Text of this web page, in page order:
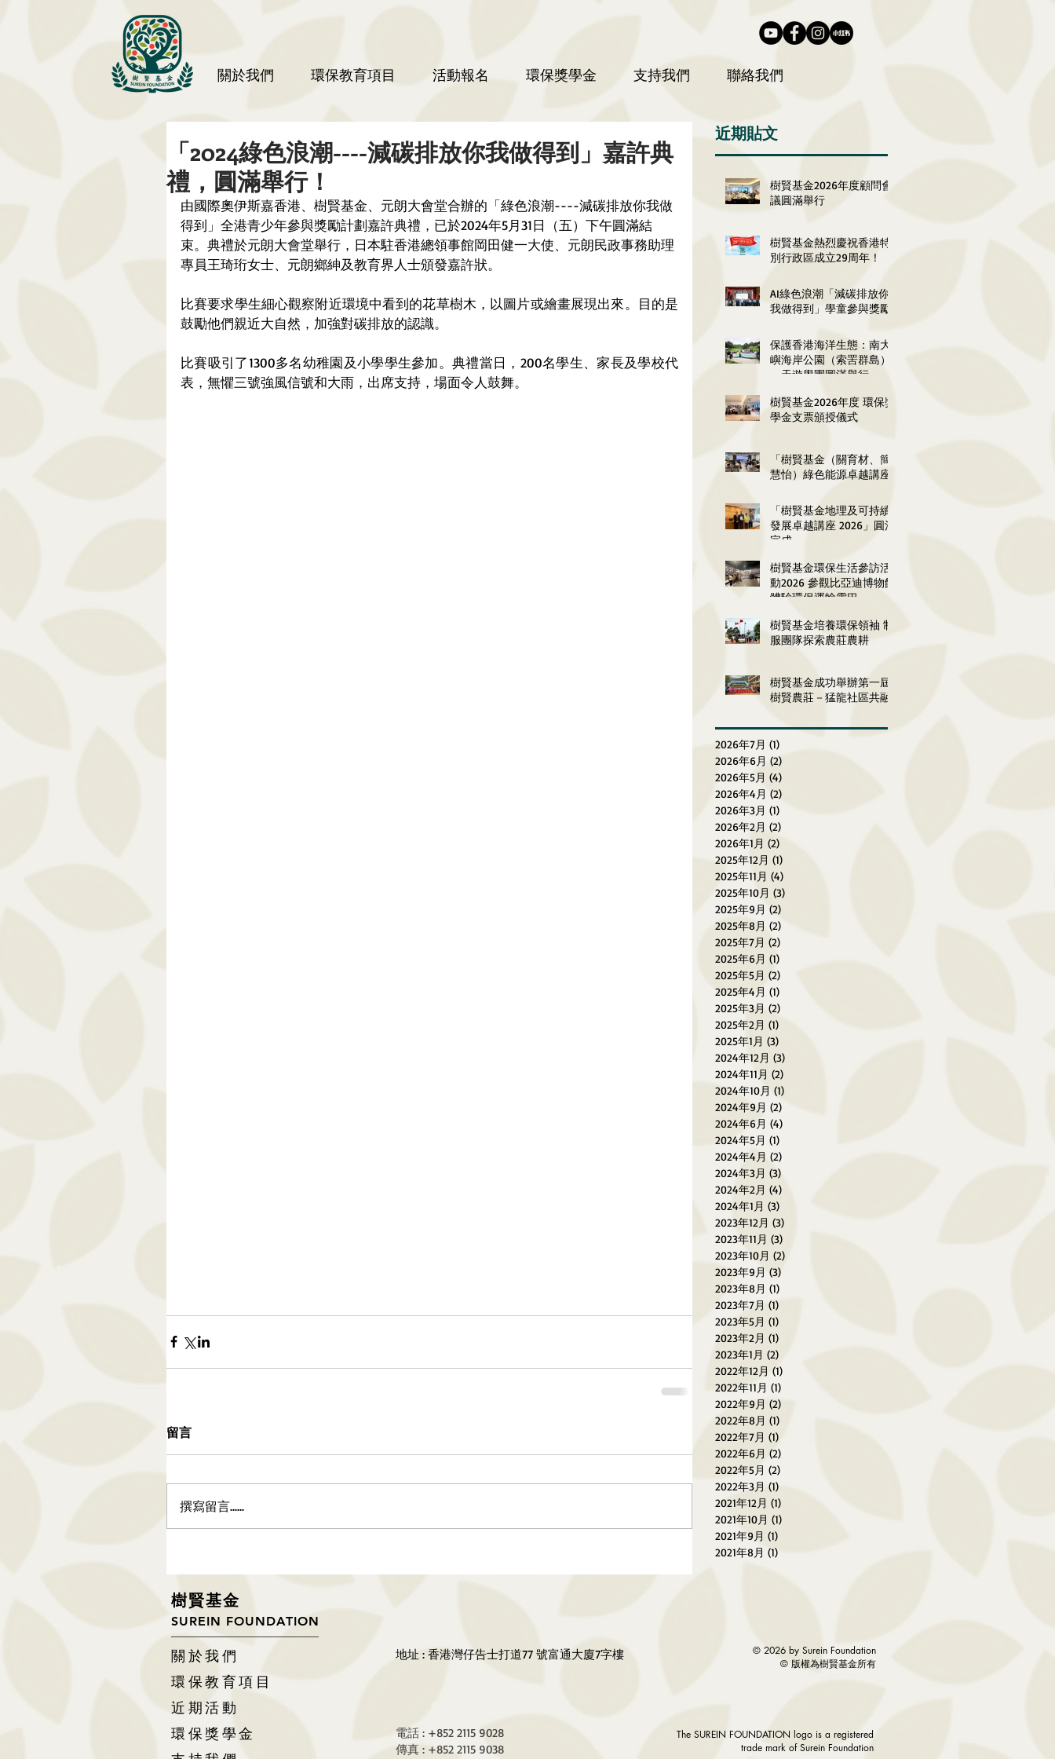
關於我們 環保教育項目 活動報名 環保獎學金 支持我們 聯絡我們
「2024綠色浪潮----減碳排放你我做得到」嘉許典
禮，圓滿舉行！
由國際奧伊斯嘉香港、樹賢基金、元朗大會堂合辦的「綠色浪潮----減碳排放你我做
得到」全港青少年參與獎勵計劃嘉許典禮，已於2024年5月31日（五）下午圓滿結
束。典禮於元朗大會堂舉行，日本駐香港總領事館岡田健一大使、元朗民政事務助理
專員王琦珩女士、元朗鄉紳及教育界人士頒發嘉許狀。
比賽要求學生細心觀察附近環境中看到的花草樹木，以圖片或繪畫展現出來。目的是
鼓勵他們親近大自然，加強對碳排放的認識。
比賽吸引了1300多名幼稚園及小學學生參加。典禮當日，200名學生、家長及學校代
表，無懼三號強風信號和大雨，出席支持，場面令人鼓舞。
留言
撰寫留言......
近期貼文
樹賢基金2026年度顧問會
議圓滿舉行
樹賢基金熱烈慶祝香港特
別行政區成立29周年！
AI綠色浪潮「減碳排放你
我做得到」學童參與獎勵
行
保護香港海洋生態：南大
嶼海岸公園（索罟群島）
一天遊學團圓滿舉行
樹賢基金2026年度 環保獎
學金支票頒授儀式
「樹賢基金（關育材、簡
慧怡）綠色能源卓越講座
「樹賢基金地理及可持續
發展卓越講座 2026」圓滿
完成
樹賢基金環保生活參訪活
動2026 參觀比亞迪博物館
體驗環保運輸雲巴
樹賢基金培養環保領袖 制
服團隊探索農莊農耕
樹賢基金成功舉辦第一屆
樹賢農莊－猛龍社區共融
日）
2026年7月 (1)
2026年6月 (2)
2026年5月 (4)
2026年4月 (2)
2026年3月 (1)
2026年2月 (2)
2026年1月 (2)
2025年12月 (1)
2025年11月 (4)
2025年10月 (3)
2025年9月 (2)
2025年8月 (2)
2025年7月 (2)
2025年6月 (1)
2025年5月 (2)
2025年4月 (1)
2025年3月 (2)
2025年2月 (1)
2025年1月 (3)
2024年12月 (3)
2024年11月 (2)
2024年10月 (1)
2024年9月 (2)
2024年6月 (4)
2024年5月 (1)
2024年4月 (2)
2024年3月 (3)
2024年2月 (4)
2024年1月 (3)
2023年12月 (3)
2023年11月 (3)
2023年10月 (2)
2023年9月 (3)
2023年8月 (1)
2023年7月 (1)
2023年5月 (1)
2023年2月 (1)
2023年1月 (2)
2022年12月 (1)
2022年11月 (1)
2022年9月 (2)
2022年8月 (1)
2022年7月 (1)
2022年6月 (2)
2022年5月 (2)
2022年3月 (1)
2021年12月 (1)
2021年10月 (1)
2021年9月 (1)
2021年8月 (1)
樹賢基金
SUREIN FOUNDATION
關於我們
環保教育項目
近期活動
環保獎學金
地址 : 香港灣仔告士打道77 號富通大廈7字樓
© 2026 by Surein Foundation
© 版權為樹賢基金所有
電話 : +852 2115 9028
傳真 : +852 2115 9038
The SUREIN FOUNDATION logo is a registered
trade mark of Surein Foundation